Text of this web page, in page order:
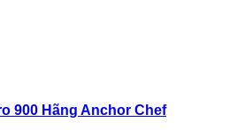
900 Hãng Anchor Chef